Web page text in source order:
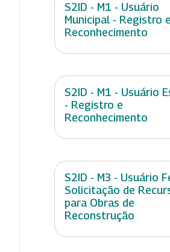
S2ID - M1 - Usuário
Municipal - Registro e
Reconhecimento
S2ID - M1 - Usuário
- Registro e
Reconhecimento
S2ID - M3 - Usuário
Solicitação de
para Obras de
Reconstrução